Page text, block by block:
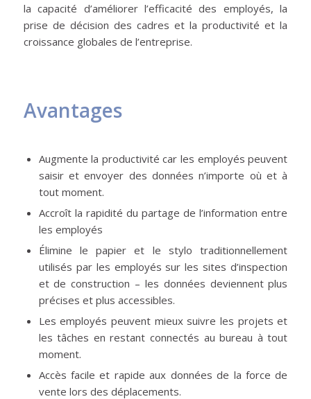
la capacité d’améliorer l’efficacité des employés, la
prise de décision des cadres et la productivité et la
croissance globales de l’entreprise.
Avantages
Augmente la productivité car les employés peuvent
saisir et envoyer des données n’importe où et à
tout moment.
Accroît la rapidité du partage de l’information entre
les employés
Élimine le papier et le stylo traditionnellement
utilisés par les employés sur les sites d’inspection
et de construction – les données deviennent plus
précises et plus accessibles.
Les employés peuvent mieux suivre les projets et
les tâches en restant connectés au bureau à tout
moment.
Accès facile et rapide aux données de la force de
vente lors des déplacements.